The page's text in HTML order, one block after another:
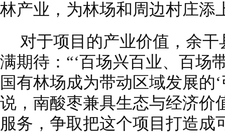
林产业，为林场和周边村庄添
对于项目的产业价值，余
满期待：“‘百场兴百业、百场
国有林场成为带动区域发展的
说，南酸枣兼具生态与经济价
服务，争取把这个项目打造成